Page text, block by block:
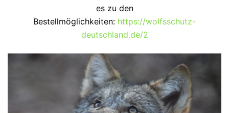
es zu den
Bestellmöglichkeiten: https://wolfsschutz-
deutschland.de/2